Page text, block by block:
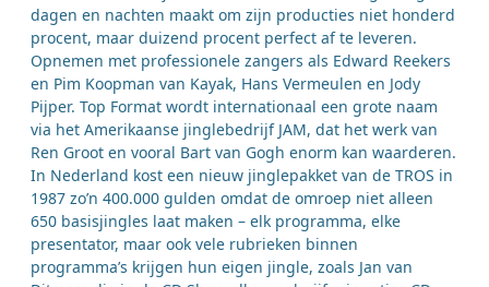
dagen en nachten maakt om zijn producties niet honderd
procent, maar duizend procent perfect af te leveren.
Opnemen met professionele zangers als Edward Reekers
en Pim Koopman van Kayak, Hans Vermeulen en Jody
Pijper. Top Format wordt internationaal een grote naam
via het Amerikaanse jinglebedrijf JAM, dat het werk van
Ren Groot en vooral Bart van Gogh enorm kan waarderen.
In Nederland kost een nieuw jinglepakket van de TROS in
1987 zo’n 400.000 gulden omdat de omroep niet alleen
650 basisjingles laat maken – elk programma, elke
presentator, maar ook vele rubrieken binnen
programma’s krijgen hun eigen jingle, zoals Jan van